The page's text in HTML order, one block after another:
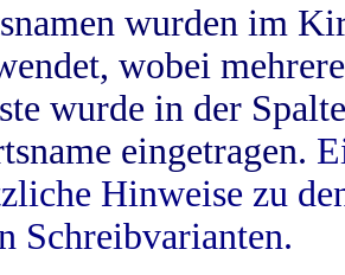
wurden im
wobei
wurde in der
eingetragen.
Hinweise zu
Schreibvarianten.